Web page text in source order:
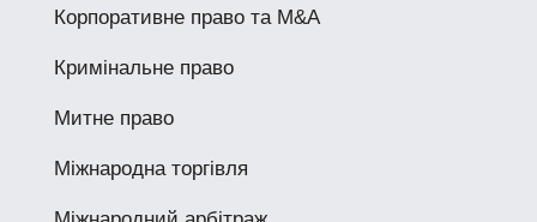
Корпоративне право та M&A
Кримінальне право
Митне право
Міжнародна торгівля